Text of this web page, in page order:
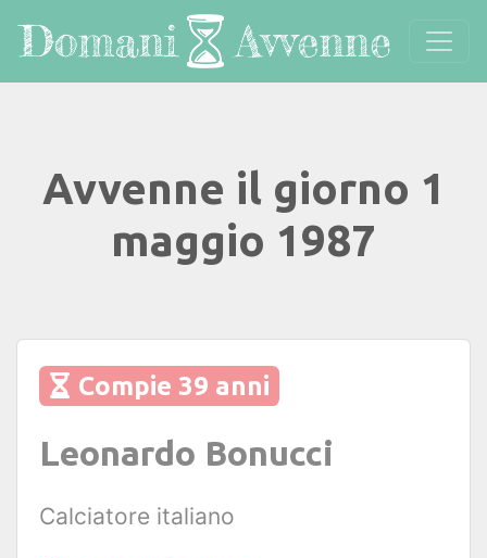
Avvenne il giorno 1
maggio 1987
Compie 39 anni
Leonardo Bonucci
Calciatore italiano